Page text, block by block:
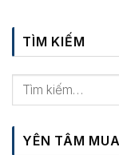
TÌM KIẾM
YÊN TÂM